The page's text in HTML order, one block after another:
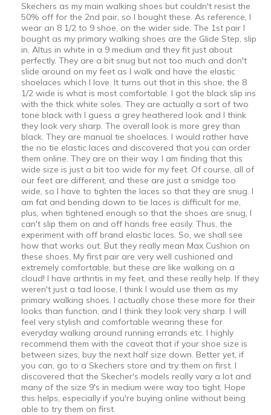
Skechers as my main walking shoes but couldn't resist the
50% off for the 2nd pair, so I bought these. As reference, I
wear an 8 1/2 to 9 shoe, on the wider side. The 1st pair I
bought as my primary walking shoes are the Glide Step, slip
in, Altus in white in a 9 medium and they fit just about
perfectly. They are a bit snug but not too much and don't
slide around on my feet as I walk and have the elastic
shoelaces which I love. It turns out that in this shoe, the 8
1/2 wide is what is most comfortable. I got the black slip ins
with the thick white soles. They are actually a sort of two
tone black with I guess a grey heathered look and I think
they look very sharp. The overall look is more grey than
black. They are manual tie shoelaces. I would rather have
the no tie elastic laces and discovered that you can order
them online. They are on their way. I am finding that this
wide size is just a bit too wide for my feet. Of course, all of
our feet are different, and these are just a smidge too
wide, so I have to tighten the laces so that they are snug. I
am fat and bending down to tie laces is difficult for me,
plus, when tightened enough so that the shoes are snug, I
can't slip them on and off hands free easily. Thus, the
experiment with off brand elastic laces. So, we shall see
how that works out. But they really mean Max Cushion on
these shoes. My first pair are very well cushioned and
extremely comfortable, but these are like walking on a
cloud! I have arthritis in my feet, and these really help. If they
weren't just a tad loose, I think I would use them as my
primary walking shoes. I actually chose these more for their
looks than function, and I think they look very sharp. I will
feel very stylish and comfortable wearing these for
everyday walking around running errands etc. I highly
recommend them with the caveat that if your shoe size is
between sizes, buy the next half size down. Better yet, if
you can, go to a Skechers store and try them on first. I
discovered that the Skecher's models really vary a lot and
many of the size 9's in medium were way too tight. Hope
this helps, especially if you're buying online without being
able to try them on first.